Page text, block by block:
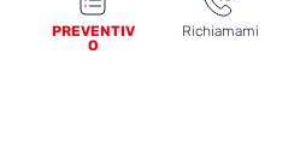
PREVENTIV
O
Richiamami